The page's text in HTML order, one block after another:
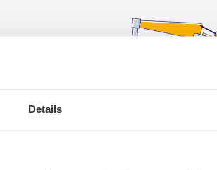
Details